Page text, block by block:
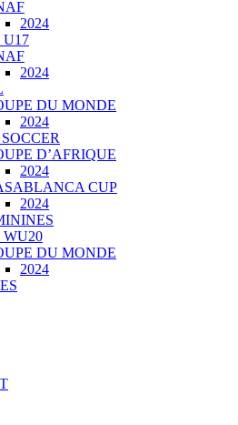
2024
U17
2024
DU MONDE
2024
D’AFRIQUE
2024
CUP
2024
WU20
DU MONDE
2024